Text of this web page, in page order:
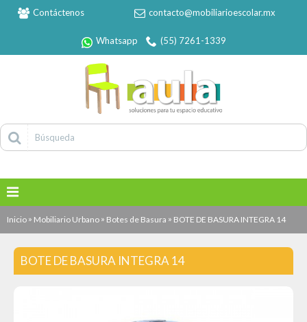
Contáctenos contacto@mobiliarioescolar.mx
Whatsapp (55) 7261-1339
Inicio » Mobiliario Urbano » Botes de Basura » BOTE DE BASURA INTEGRA 14
BOTE DE BASURA INTEGRA 14